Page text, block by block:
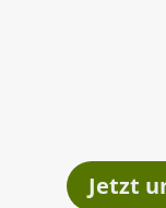
Jetzt